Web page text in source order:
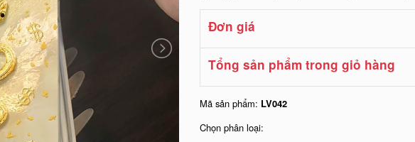
Đơn giá
Tổng sản phẩm trong giỏ hàng
Mã sản phẩm: LV042
Chọn phân loại: